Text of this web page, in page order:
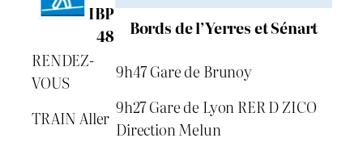
IBP
48
Bords de l’Yerres et Sénart
RENDEZ-
VOUS
9h47 Gare de Brunoy
TRAIN Aller
9h27 Gare de Lyon RER D ZICO
Direction Melun